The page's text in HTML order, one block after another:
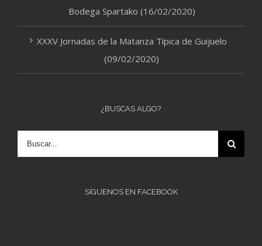
Bodega Spartako (16/02/2020)
XXXV Jornadas de la Matanza Típica de Guijuelo
(09/02/2020)
¿BUSCAS ALGO?
SÍGUENOS EN FACEBOOK